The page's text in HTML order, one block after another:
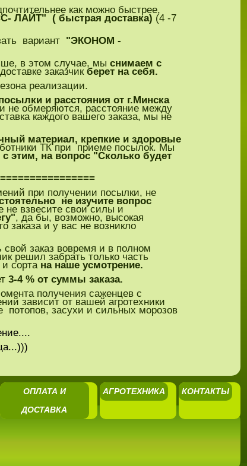
как можно быстрее,
ЛАЙТ" ( быстрая доставка) (4 -7
вариант "ЭКОНОМ -
в этом случае, мыснимаем с
заказчикберет на себя.
реализации.
и расстояния от г.Минска
не обмеряются, расстояние между
каждого вашего заказа, мы не
материал, крепкие и здоровые
ТК при приеме посылок. Мы
с этим, на вопрос "Сколько будет
при получении посылки, не
не изучите вопрос
не взвесите свои силы и
, да бы, возможно, высокая
заказа и у вас не возникло
свой заказ вовремя и в полном
решил забрать только часть
сорта на наше усмотрение.
3-4% от суммы заказа.
получения саженцев с
зависит от вашей агротехники
потопов, засухи и сильных морозов
ОПЛАТА И
ДОСТАВКА
АГРОТЕХНИКА КОНТАКТЫ